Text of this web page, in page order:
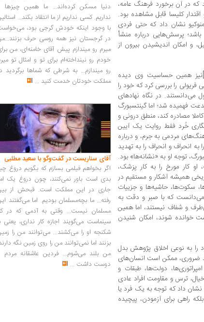
در آن برخورد فرهنگ عامه،
کلیسا قابل مشاهده بود.
نشان داد که حتی فردی
پرسش‌هایی درباره منشأ
و امکان اندیشیدن بیرون از
» [The Night Battles]نیز همین حساسیت وی دیده
فریولی را بررسی کرد که خود را
می‌دانستند. در نگاه نهادهای
فهمیده شد؛ اما گینتسبورگ
مصادره کند، منطق درونی و
خُرد فقط روایت یک آیین
مردمی به جرم، و درباره
انحراف و انحراف را به تهدید
توجه او به «نشانه‌ها» بود.
او کار مورخ را به کار پزشک،
همیشه آشکار و مستقیم در
سکوت‌ها، حاشیه‌ها و جزییات
می‌دانست که با صبر و دقت به
و شفاف نیستند، اما همین
خوانده شوند، امکان شنیدن
را به نوعی اخلاق پژوهش بدل
ضروری، ممکن است انسان‌های
دولت‌ها، طبقات و
ترس و مقاومت افراد عادی
نشان داد که توجه به یک فرد یا
راهی برای آزمودن، پیچیده
دنیا مسکن کرده‌اند... ما همین چیزها
نداریم. کسی نداریم از ما انتقاد بکند...
با وجود اینکه خودش گرجی بود،
در گرجستان نیز همه روسی حرف
میرم رو میندازم پیش آقای خامنه‌ای، من
خودم رو نینداخته‌ام برای تو و امثال تو
رو میندازم... به شرطی که شماها برگردید
مملکت خودتان خدمت کنید ...
آقای سناریست در گفت‌وگو با سعید مطلبی
اگر بخواهم فیلمی بسازم که بگویم دروغ
بدی است باور نمی‌کنند، چون دروغ یک
جاری در این مملکت است. قبحش از
رفته... ما بچه‌مسلمان بودیم. اما می‌گفتند
مسلمان نیست... وقتی به آدمی که در
سینماست می‌گویند اجازه کار نداری، یعنی
شکنجه او را می‌کشند... می‌توانند من را
بزنند اما نمی‌توانند من را روی زمین نگه
من بلند می‌شوم... فردین عاشقانه مردم
دوست داشت ...